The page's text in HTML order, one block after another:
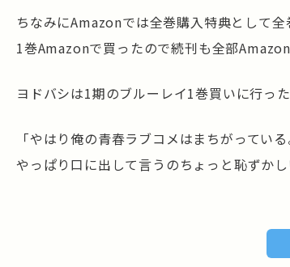
ちなみにAmazonでは全巻購入特典として全
1巻Amazonで買ったので続刊も全部Amazon
ヨドバシは1期のブルーレイ1巻買いに行っ
「やはり俺の青春ラブコメはまちがってい
やっぱり口に出して言うのちょっと恥ずかし